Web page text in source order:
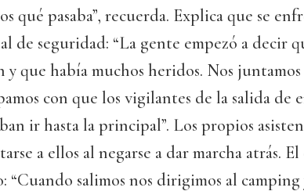
qué pasaba”, recuerda. Explica que se
de seguridad: “La gente empezó a decir
y que había muchos heridos. Nos
con que los vigilantes de la salida de
ir hasta la principal”. Los propios
a ellos al negarse a dar marcha atrás. El
“Cuando salimos nos dirigimos al camping